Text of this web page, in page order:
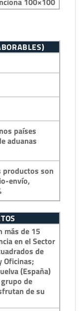
países
aduanas
productos son
envío,
más de 15
en el Sector
de
Oficinas;
(España)
de
de su